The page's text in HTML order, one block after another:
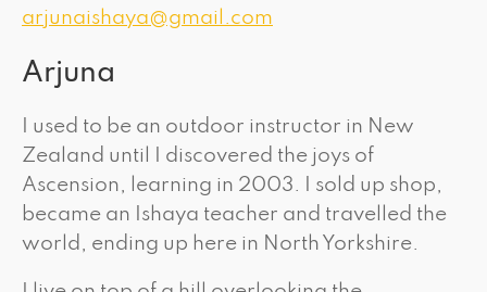
arjunaishaya@gmail.com
Arjuna
I used to be an outdoor instructor in New
Zealand until I discovered the joys of
Ascension, learning in 2003. I sold up shop,
became an Ishaya teacher and travelled the
world, ending up here in North Yorkshire.